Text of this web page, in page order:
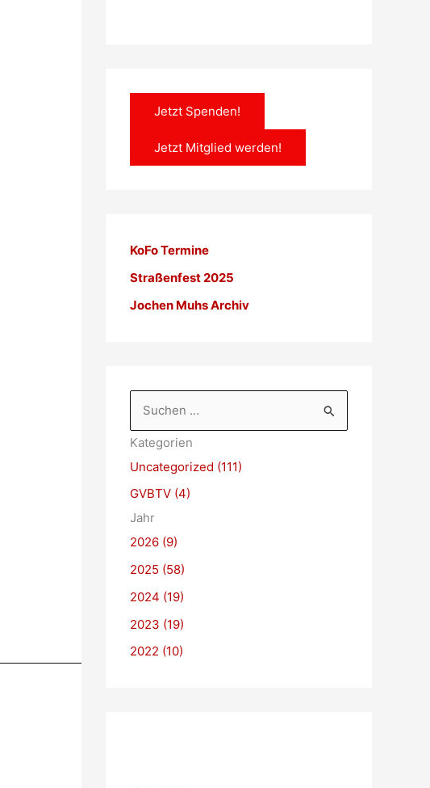
Jetzt Spenden!
Jetzt Mitglied werden!
KoFo Termine
Straßenfest 2025
Jochen Muhs Archiv
c
h
e
n
n
a
c
h
:
Kategorien
Uncategorized (111)
GVBTV (4)
Jahr
2026 (9)
2025 (58)
2024 (19)
2023 (19)
2022 (10)